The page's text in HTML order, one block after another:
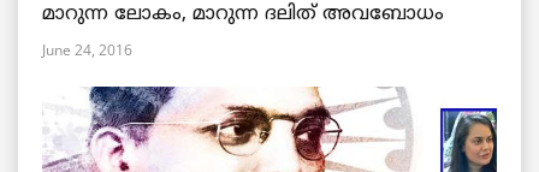
മാറുന്ന ലോകം, മാറുന്ന ദലിത് അവബോധം
June 24, 2016